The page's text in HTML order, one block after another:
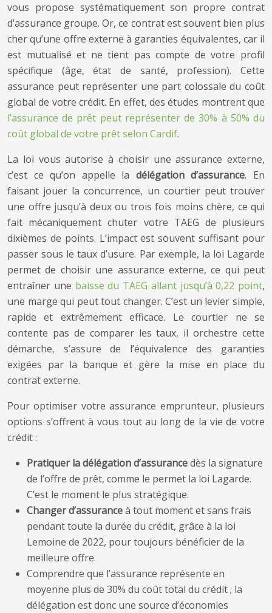
vous propose systématiquement son propre contrat
d’assurance groupe. Or, ce contrat est souvent bien plus
cher qu’une offre externe à garanties équivalentes, car il
est mutualisé et ne tient pas compte de votre profil
spécifique (âge, état de santé, profession). Cette
assurance peut représenter une part colossale du coût
global de votre crédit. En effet, des études montrent que
l’assurance de prêt peut représenter de 30% à 50% du
coût global de votre prêt selon Cardif.
La loi vous autorise à choisir une assurance externe,
c’est ce qu’on appelle la délégation d’assurance. En
faisant jouer la concurrence, un courtier peut trouver
une offre jusqu’à deux ou trois fois moins chère, ce qui
fait mécaniquement chuter votre TAEG de plusieurs
dixièmes de points. L’impact est souvent suffisant pour
passer sous le taux d’usure. Par exemple, la loi Lagarde
permet de choisir une assurance externe, ce qui peut
entraîner une baisse du TAEG allant jusqu’à 0,22 point,
une marge qui peut tout changer. C’est un levier simple,
rapide et extrêmement efficace. Le courtier ne se
contente pas de comparer les taux, il orchestre cette
démarche, s’assure de l’équivalence des garanties
exigées par la banque et gère la mise en place du
contrat externe.
Pour optimiser votre assurance emprunteur, plusieurs
options s’offrent à vous tout au long de la vie de votre
crédit :
Pratiquer la délégation d’assurancedès la signature
de l’offre de prêt, comme le permet la loi Lagarde.
C’est le moment le plus stratégique.
Changer d’assuranceà tout moment et sans frais
pendant toute la durée du crédit, grâce à la loi
Lemoine de 2022, pour toujours bénéficier de la
meilleure offre.
Comprendre que l’assurance représente en
moyenne plus de 30% du coût total du crédit ; la
délégation est donc une source d’économies